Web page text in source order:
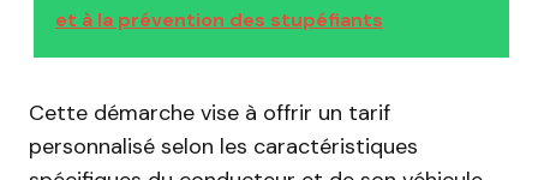
et à la prévention des stupéfiants
Cette démarche vise à offrir un tarif
personnalisé selon les caractéristiques